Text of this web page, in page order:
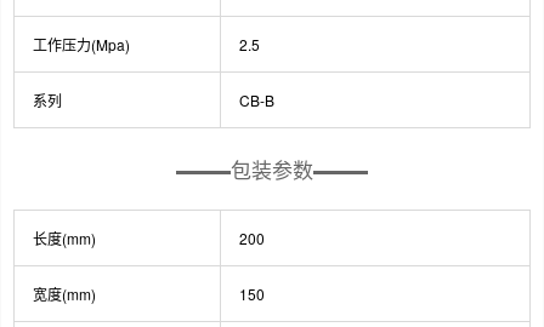
工作压力(Mpa) 2.5
系列 CB-B
包装参数
长度(mm) 200
宽度(mm) 150